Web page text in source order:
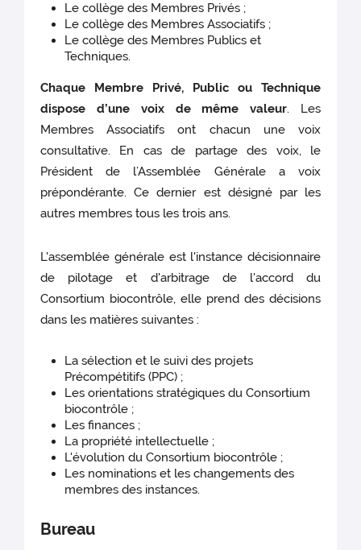
Le collège des Membres Privés ;
Le collège des Membres Associatifs ;
Le collège des Membres Publics et
Techniques.
Chaque Membre Privé, Public ou Technique
dispose d’une voix de même valeur. Les
Membres Associatifs ont chacun une voix
consultative. En cas de partage des voix, le
Président de l’Assemblée Générale a voix
prépondérante. Ce dernier est désigné par les
autres membres tous les trois ans.
L'assemblée générale est l'instance décisionnaire
de pilotage et d'arbitrage de l'accord du
Consortium biocontrôle, elle prend des décisions
dans les matières suivantes :
La sélection et le suivi des projets
Précompétitifs (PPC) ;
Les orientations stratégiques du Consortium
biocontrôle ;
Les finances ;
La propriété intellectuelle ;
L'évolution du Consortium biocontrôle ;
Les nominations et les changements des
membres des instances.
Bureau